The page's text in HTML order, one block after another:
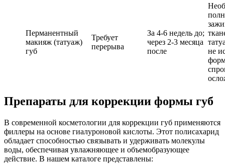
Перманентный
макияж (татуаж)
губ
Требует
перерыва
За 4-6 недель до;
через 2-3 месяца
после
не
Препараты для коррекции формы губ
В современной косметологии для коррекции губ применяются
филлеры на основе гиалуроновой кислоты. Этот полисахарид
обладает способностью связывать и удерживать молекулы
воды, обеспечивая увлажняющее и объемобразующее
действие. В нашем каталоге представлены: